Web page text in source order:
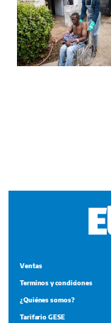
Ventas
Terminos y condiciones
¿Quiénes somos?
Tarifario GESE